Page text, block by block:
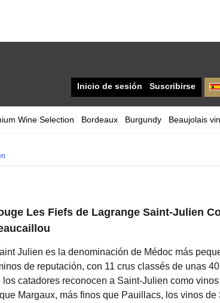
Inicio de sesión Suscribirse
Wine Selection Bordeaux Burgundy Beaujolais
Les Fiefs de Lagrange Saint-Julien
Julien es la denominación de Médoc más
de reputación, con 11 crus classés de unas
catadores reconocen a Saint-Julien como
Margaux, más finos que Pauillacs, los vinos